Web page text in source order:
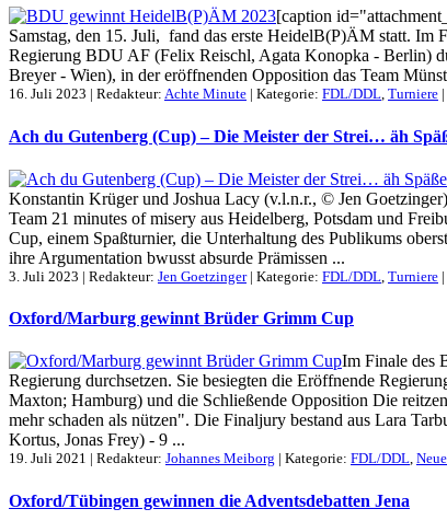
[caption
Samstag, den 15. Juli, fand das erste HeidelB(P)ÄM statt. Im
Regierung BDU AF (Felix Reischl, Agata Konopka - Berlin)
Breyer - Wien), in der eröffnenden Opposition das Team
16. Juli 2023 | Redakteur: Achte Minute | Kategorie: FDL/DDL, Turniere |
Ach du Gutenberg (Cup) – Die Meister der Strei… äh
Konstantin Krüger und Joshua Lacy (v.l.n.r., © Jen
Team 21 minutes of misery aus Heidelberg, Potsdam und
Cup, einem Spaßturnier, die Unterhaltung des Publikums
ihre Argumentation bwusst absurde Prämissen ...
3. Juli 2023 | Redakteur: Jen Goetzinger| Kategorie: FDL/DDL Turniere |
Oxford/Marburg gewinnt Brüder Grimm Cup
Im Finale des
Regierung durchsetzen. Sie besiegten die Eröffnende
Maxton; Hamburg) und die Schließende Opposition Die
mehr schaden als nützen". Die Finaljury bestand aus Lara
Kortus, Jonas Frey) - 9 ...
19. Juli 2021 | Redakteur: Johannes Meiborg | Kategorie: FDL/DDL,
Oxford/Tübingen gewinnen die Adventsdebatten Jena